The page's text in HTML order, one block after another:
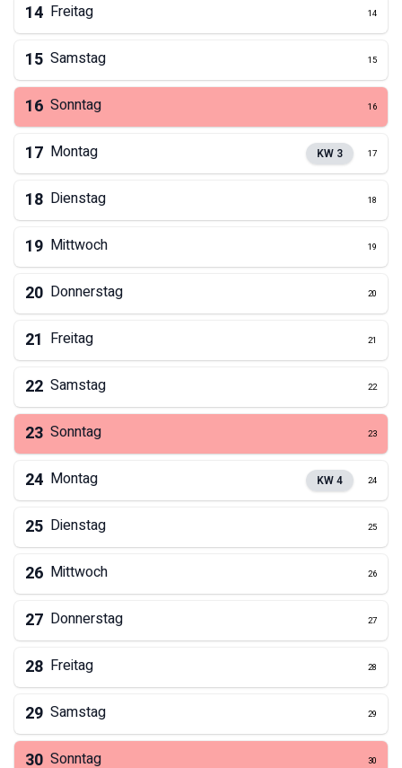
14 Freitag 14
15 Samstag 15
16 Sonntag 16
17 Montag KW 3 17
18 Dienstag 18
19 Mittwoch 19
20 Donnerstag 20
21 Freitag 21
22 Samstag 22
23 Sonntag 23
24 Montag KW4 24
25 Dienstag 25
26 Mittwoch 26
27 Donnerstag 27
28 Freitag 28
29 Samstag 29
30 Sonntag 30